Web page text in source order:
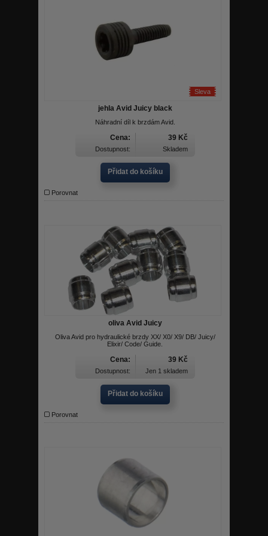
Sleva
jehla Avid Juicy black
Náhradní díl k brzdám Avid.
Cena: 39 Kč
Dostupnost: Skladem
Přidat do košíku
Porovnat
oliva Avid Juicy
Oliva Avid pro hydraulické brzdy XX/ X0/ X9/ DB/ Juicy/
Elixir/ Code/ Guide.
Cena: 39 Kč
Dostupnost: Jen 1 skladem
Přidat do košíku
Porovnat